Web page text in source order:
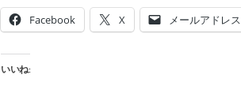
Facebook X メールアドレス
いいね: